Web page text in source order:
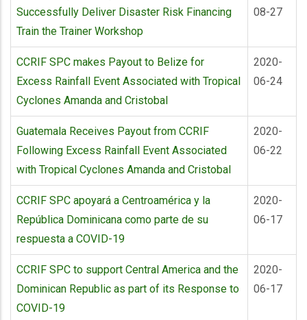
Successfully Deliver Disaster Risk Financing
Train the Trainer Workshop
08-27
CCRIF SPC makes Payout to Belize for
Excess Rainfall Event Associated with Tropical
Cyclones Amanda and Cristobal
2020-
06-24
Guatemala Receives Payout from CCRIF
Following Excess Rainfall Event Associated
with Tropical Cyclones Amanda and Cristobal
2020-
06-22
CCRIF SPC apoyará a Centroamérica y la
República Dominicana como parte de su
respuesta a COVID-19
2020-
06-17
CCRIF SPC to support Central America and the
Dominican Republic as part of its Response to
COVID-19
2020-
06-17